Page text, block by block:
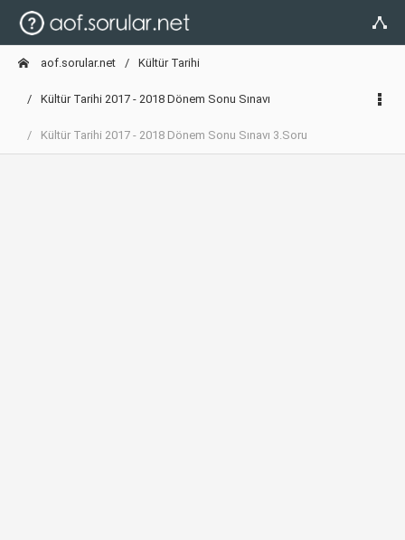
aof.sorular.net Kültür Tarihi
Kültür Tarihi 2017 - 2018 Dönem Sonu Sınavı
Kültür Tarihi 2017 - 2018 Dönem Sonu Sınavı 3.Soru